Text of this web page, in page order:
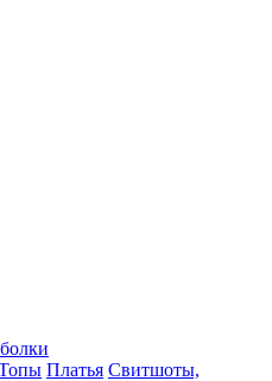
Платья Свитшоты,